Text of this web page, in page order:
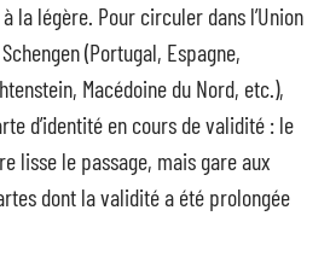
la légère. Pour circuler dans l’Union
(Portugal, Espagne,
Macédoine du Nord, etc.),
d’identité en cours de validité : le
lisse le passage, mais gare aux
dont la validité a été prolongée